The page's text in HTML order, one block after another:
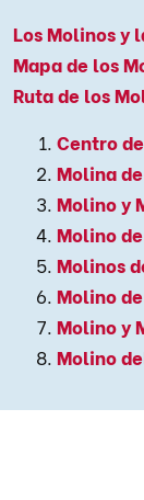
Los Molinos y
Mapa de los
Ruta de los
Centro
Molina
Molino y
Molino
Molinos
Molino
Molino y
Molino